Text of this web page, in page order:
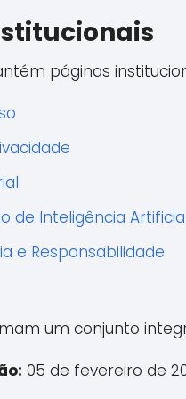
páginas
de Inteligência
e Responsabilidade
um conjunto
05 de fevereiro de